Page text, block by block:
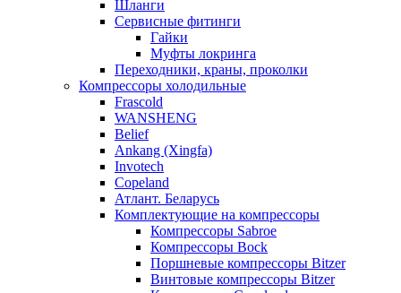
Шланги
Сервисные фитинги
Гайки
Муфты локринга
Переходники, краны, проколки
Компрессоры холодильные
Frascold
WANSHENG
Belief
Ankang (Xingfa)
Invotech
Copeland
Атлант. Беларусь
Комплектующие на компрессоры
Компрессоры Sabroe
Компрессоры Bock
Поршневые компрессоры Bitzer
Винтовые компрессоры Bitzer